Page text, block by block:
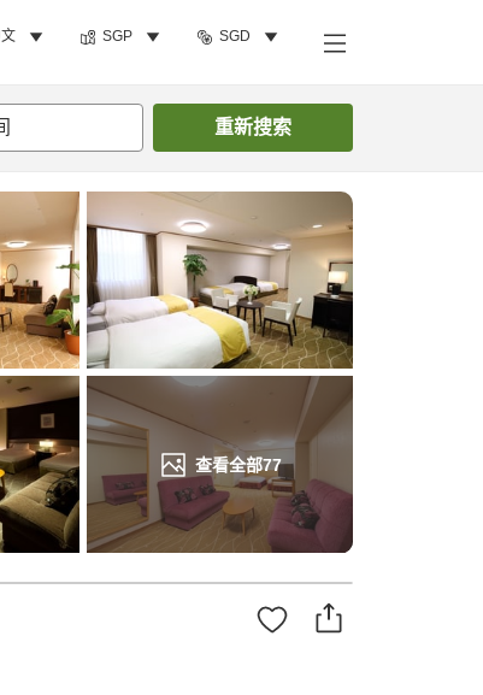
SGP SGD
重新搜索
查看全部77
搜索客房